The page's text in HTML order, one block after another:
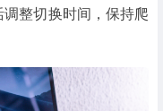
整切换时间，保持爬